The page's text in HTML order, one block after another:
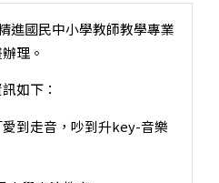
進國民中小學教師教學專業
理。
如下：
愛到走音，吵到升key-音樂